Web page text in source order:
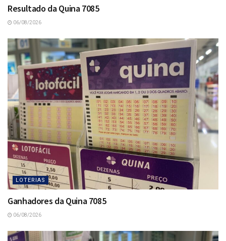
Resultado da Quina 7085
06/08/2026
LOTERIAS
Ganhadores da Quina 7085
06/08/2026